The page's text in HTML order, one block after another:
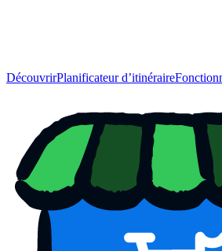
DécouvrirPlanificateur d’itinéraire